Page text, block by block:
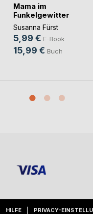
Mama im
Funkelgewitter
Susanna Fürst
5,99 € E-Book
15,99 € Buch
HILFE PRIVACY-